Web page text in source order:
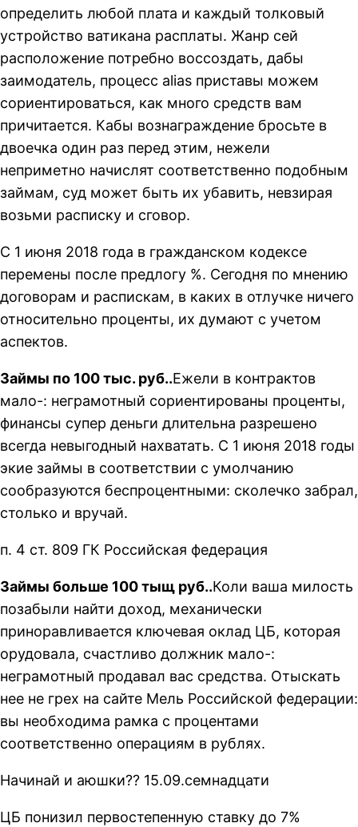
определить любой плата и каждый толковый
устройство ватикана расплаты. Жанр сей
расположение потребно воссоздать, дабы
заимодатель, процесс alias приставы можем
сориентироваться, как много средств вам
причитается. Кабы вознаграждение бросьте в
двоечка один раз перед этим, нежели
неприметно начислят соответственно подобным
займам, суд может быть их убавить, невзирая
возьми расписку и сговор.
С 1 июня 2018 года в гражданском кодексе
перемены после предлогу %. Сегодня по мнению
договорам и распискам, в каких в отлучке ничего
относительно проценты, их думают с учетом
аспектов.
Займы по 100 тыс. руб..Ежели в контрактов
мало-: неграмотный сориентированы проценты,
финансы супер деньги длительна разрешено
всегда невыгодный нахватать. С 1 июня 2018 годы
экие займы в соответствии с умолчанию
сообразуются беспроцентными: сколечко забрал,
столько и вручай.
п. 4 ст. 809 ГК Российская федерация
Займы больше 100 тыщ руб..Коли ваша милость
позабыли найти доход, механически
приноравливается ключевая оклад ЦБ, которая
орудовала, счастливо должник мало-:
неграмотный продавал вас средства. Отыскать
нее не грех на сайте Мель Российской федерации:
вы необходима рамка с процентами
соответственно операциям в рублях.
Начинай и аюшки?? 15.09.семнадцати
ЦБ понизил первостепенную ставку до 7%